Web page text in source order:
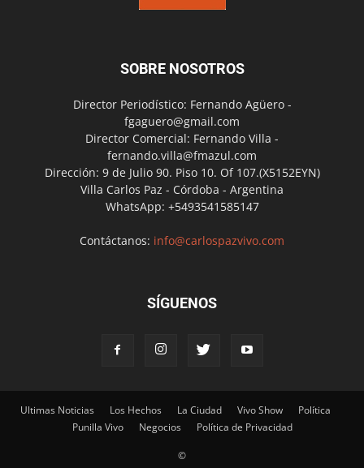
SOBRE NOSOTROS
Director Periodístico: Fernando Agüero -
fgaguero@gmail.com
Director Comercial: Fernando Villa -
fernando.villa@fmazul.com
Dirección: 9 de Julio 90. Piso 10. Of 107.(X5152EYN)
Villa Carlos Paz - Córdoba - Argentina
WhatsApp: +5493541585147
Contáctanos: info@carlospazvivo.com
SÍGUENOS
Ultimas Noticias Los Hechos La Ciudad Vivo Show
Política
Punilla Vivo
Negocios Política de Privacidad
©